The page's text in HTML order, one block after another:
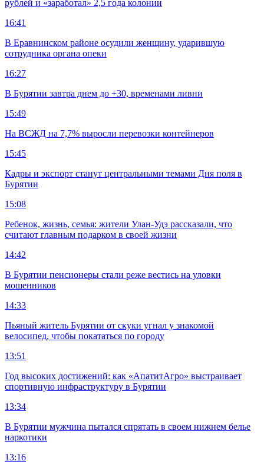
рублей и «заработал» 2,5 года колонии
16:41
В Еравнинском районе осудили женщину, ударившую
сотрудника органа опеки
16:27
В Бурятии завтра днем до +30, временами ливни
15:49
На ВСЖД на 7,7% выросли перевозки контейнеров
15:45
Кадры и экспорт станут центральными темами Дня поля в
Бурятии
15:08
Ребенок, жизнь, семья: жители Улан-Удэ рассказали, что
считают главным подарком в своей жизни
14:42
В Бурятии пенсионеры стали реже вестись на уловки
мошенников
14:33
Пьяный житель Бурятии от скуки угнал у знакомой
велосипед, чтобы покататься по городу
13:51
Год высоких достижений: как «АпатитАгро» выстраивает
спортивную инфраструктуру в Бурятии
13:34
В Бурятии мужчина пытался спрятать в своем нижнем белье
наркотики
13:16